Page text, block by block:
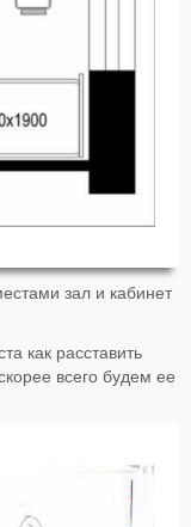
зал и кабинет
как расставить
всего будем ее